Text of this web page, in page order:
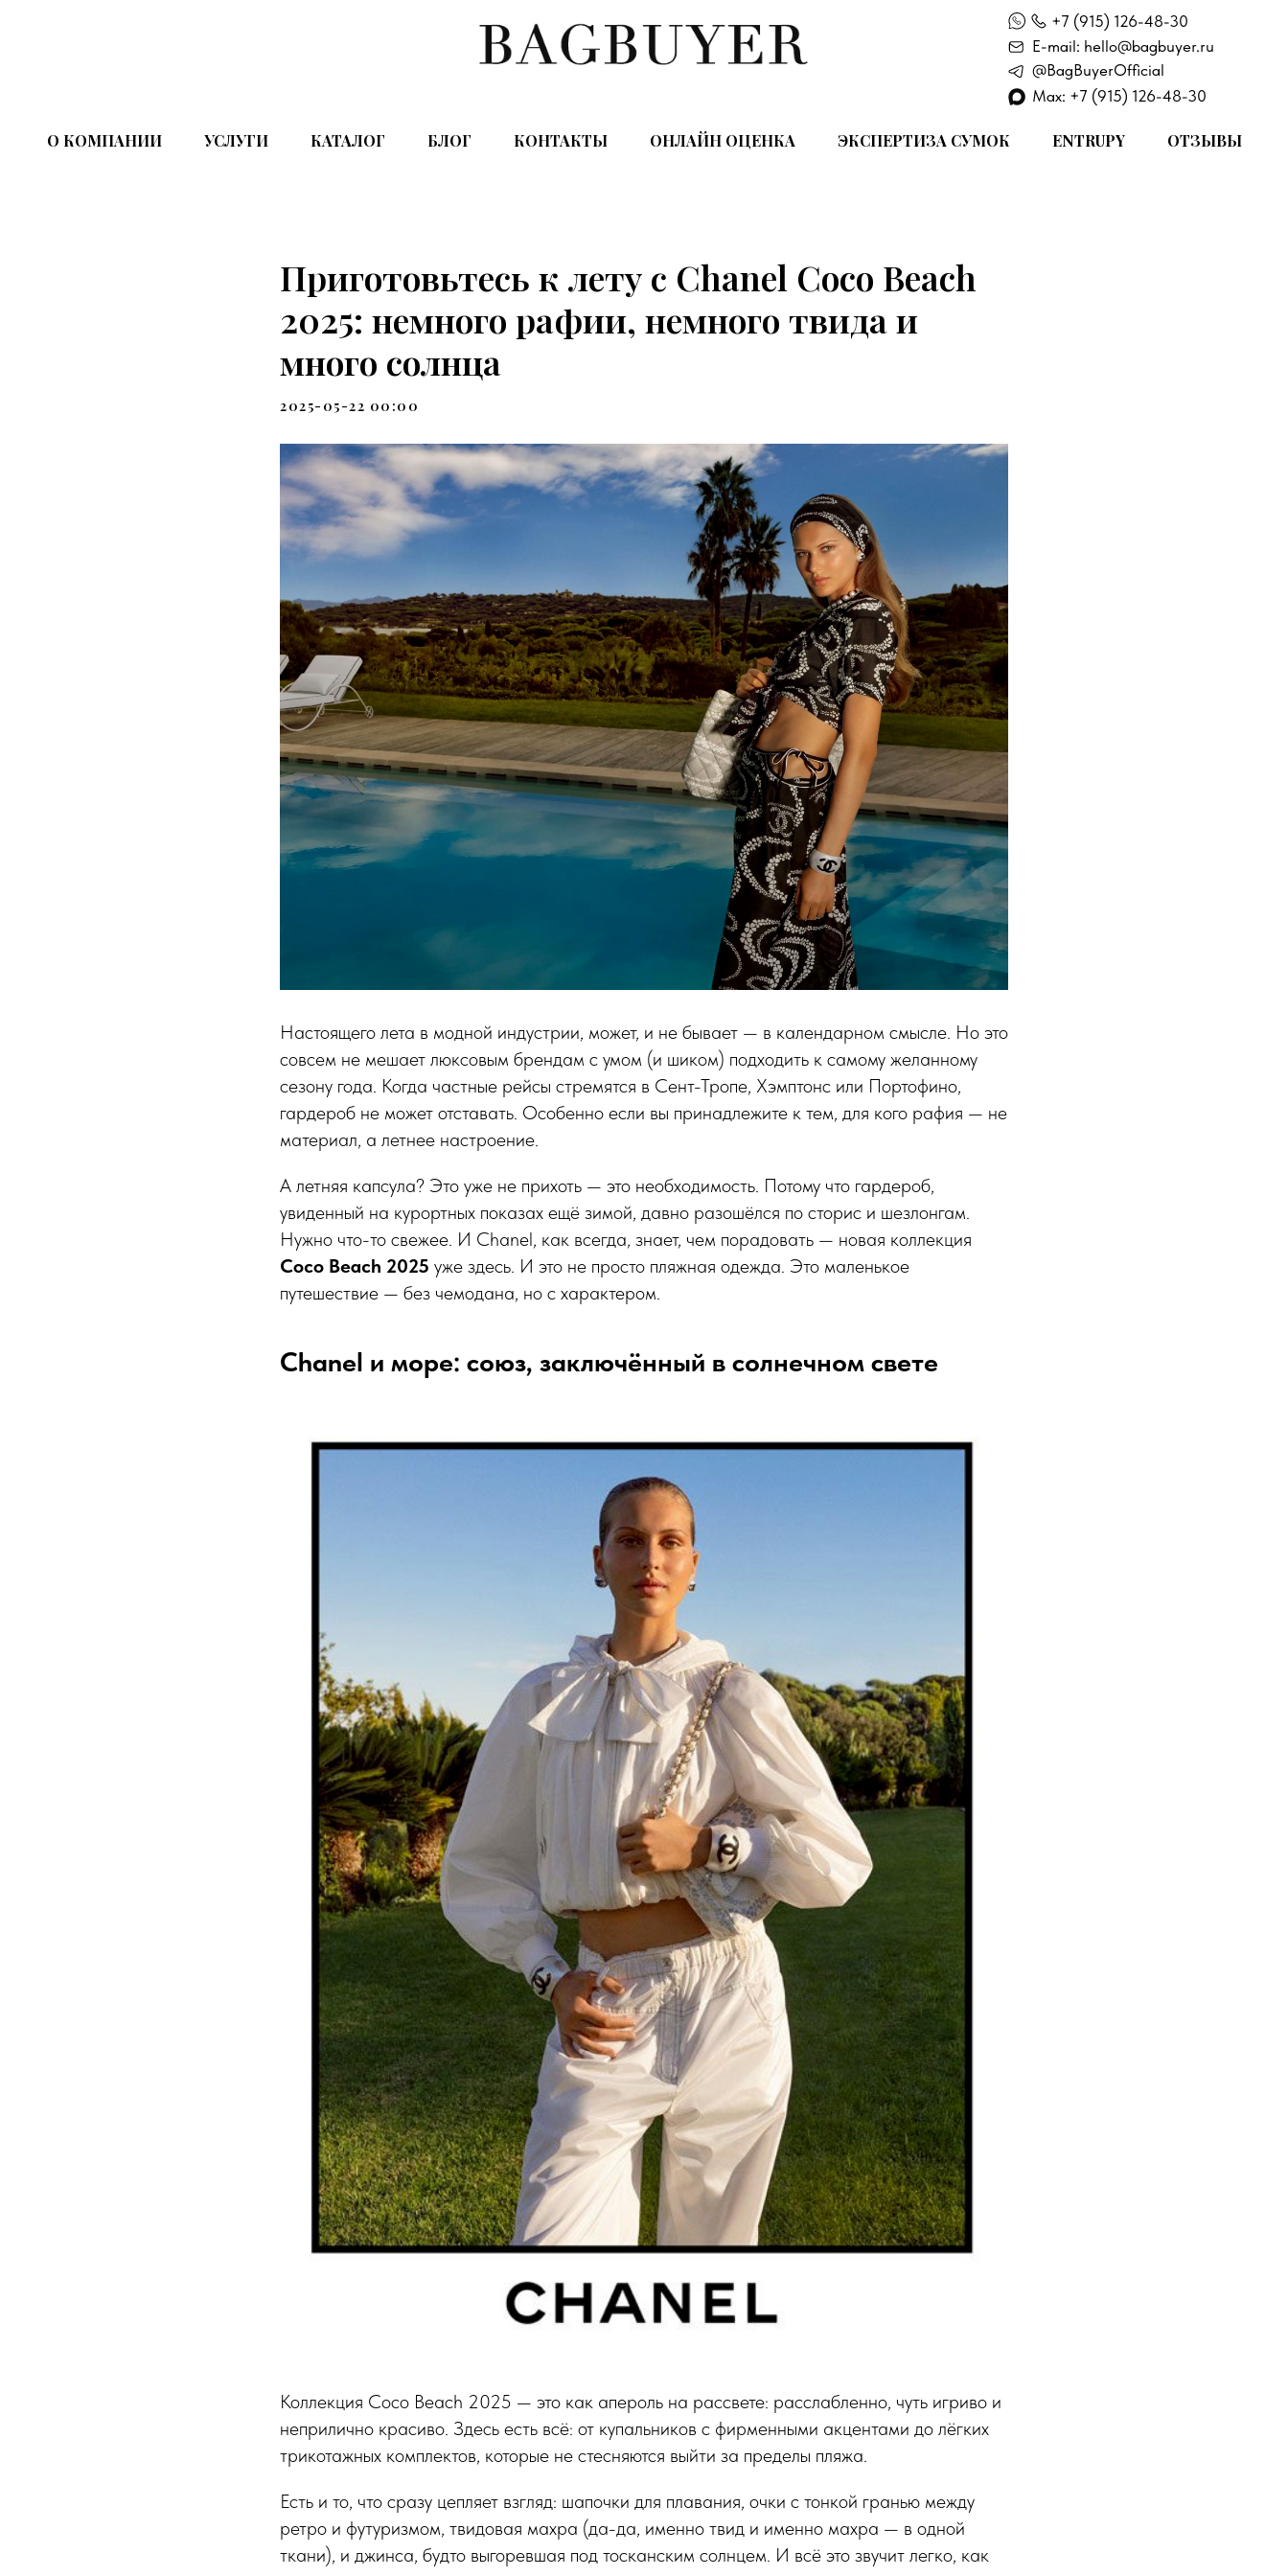
E-mail: hello@bagbuyer.ru
+7 (915) 126-48-30
@BagBuyerOfficial
Max: +7 (915) 126-48-30
О КОМПАНИИ УСЛУГИ КАТАЛОГ БЛОГ КОНТАКТЫ ОНЛАЙН ОЦЕНКА ЭКСПЕРТИЗА СУМОК ENTRUPY ОТЗЫВЫ
Приготовьтесь к лету с Chanel Coco Beach
2025: немного рафии, немного твида и
много солнца
2025-05-22 00:00
Настоящего лета в модной индустрии, может, и не бывает — в календарном смысле. Но это
совсем не мешает люксовым брендам с умом (и шиком) подходить к самому желанному
сезону года. Когда частные рейсы стремятся в Сент-Тропе, Хэмптонс или Портофино,
гардероб не может отставать. Особенно если вы принадлежите к тем, для кого рафия — не
материал, а летнее настроение.
А летняя капсула? Это уже не прихоть — это необходимость. Потому что гардероб,
увиденный на курортных показах ещё зимой, давно разошёлся по сторис и шезлонгам.
Нужно что-то свежее. И Chanel, как всегда, знает, чем порадовать — новая коллекция
Coco Beach 2025 уже здесь. И это не просто пляжная одежда. Это маленькое
путешествие — без чемодана, но с характером.
Chanel и море: союз, заключённый в солнечном свете
Коллекция Coco Beach 2025 — это как апероль на рассвете: расслабленно, чуть игриво и
неприлично красиво. Здесь есть всё: от купальников с фирменными акцентами до лёгких
трикотажных комплектов, которые не стесняются выйти за пределы пляжа.
Есть и то, что сразу цепляет взгляд: шапочки для плавания, очки с тонкой гранью между
ретро и футуризмом, твидовая махра (да-да, именно твид и именно махра — в одной
ткани), и джинса, будто выгоревшая под тосканским солнцем. И всё это звучит легко, как